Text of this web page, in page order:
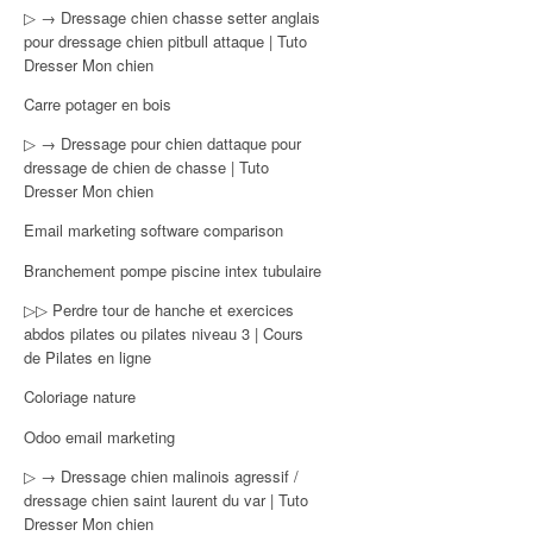
▷ → Dressage chien chasse setter anglais
pour dressage chien pitbull attaque | Tuto
Dresser Mon chien
Carre potager en bois
▷ → Dressage pour chien dattaque pour
dressage de chien de chasse | Tuto
Dresser Mon chien
Email marketing software comparison
Branchement pompe piscine intex tubulaire
▷▷ Perdre tour de hanche et exercices
abdos pilates ou pilates niveau 3 | Cours
de Pilates en ligne
Coloriage nature
Odoo email marketing
▷ → Dressage chien malinois agressif /
dressage chien saint laurent du var | Tuto
Dresser Mon chien